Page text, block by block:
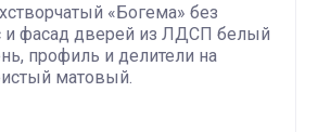
«Богема» без
и фасад дверей из ЛДСП белый
профиль и делители на
матовый.